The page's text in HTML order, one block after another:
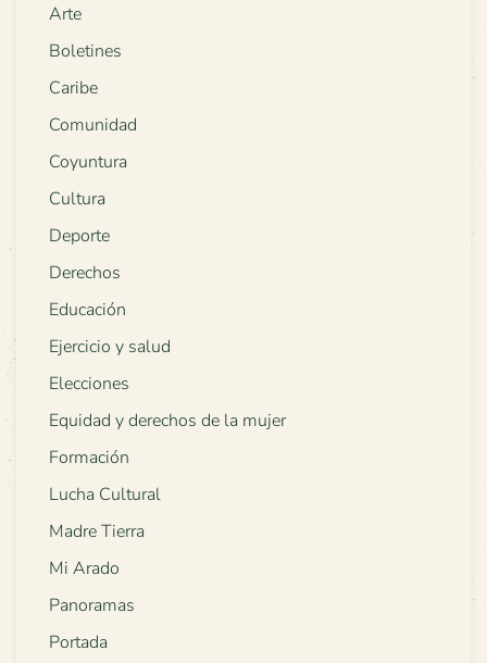
Arte
Boletines
Caribe
Comunidad
Coyuntura
Cultura
Deporte
Derechos
Educación
Ejercicio y salud
Elecciones
Equidad y derechos de la mujer
Formación
Lucha Cultural
Madre Tierra
Mi Arado
Panoramas
Portada